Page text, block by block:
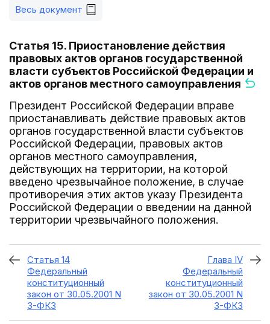
Весь документ
Статья 15. Приостановление действия
правовых актов органов государственной
власти субъектов Российской Федерации и
актов органов местного самоуправления
Президент Российской Федерации вправе
приостанавливать действие правовых актов
органов государственной власти субъектов
Российской Федерации, правовых актов
органов местного самоуправления,
действующих на территории, на которой
введено чрезвычайное положение, в случае
противоречия этих актов указу Президента
Российской Федерации о введении на данной
территории чрезвычайного положения.
Статья 14
Федеральный
конституционный
закон от 30.05.2001 N
3-ФКЗ
Глава IV
Федеральный
конституционный
закон от 30.05.2001 N
3-ФКЗ